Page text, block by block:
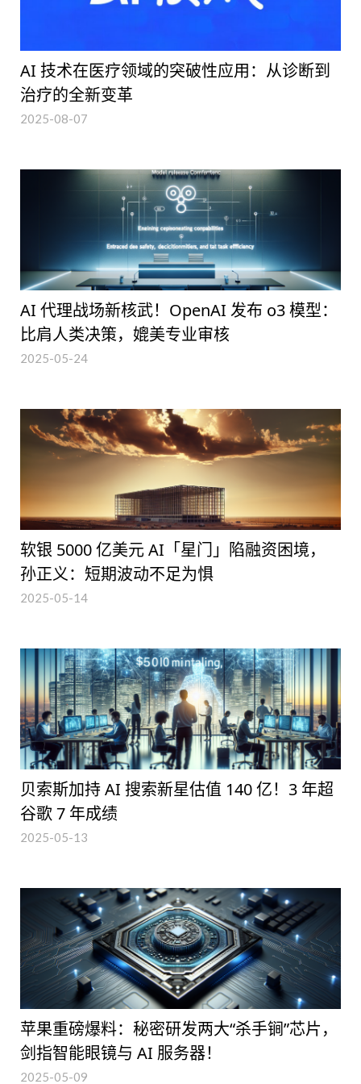
AI 技术在医疗领域的突破性应用：从诊断到
治疗的全新变革
2025-08-07
AI 代理战场新核武！OpenAI 发布 o3 模型：
比肩人类决策，媲美专业审核
2025-05-24
软银 5000 亿美元 AI「星门」陷融资困境，
孙正义：短期波动不足为惧
2025-05-14
贝索斯加持 AI 搜索新星估值 140 亿！3 年超
谷歌 7 年成绩
2025-05-13
苹果重磅爆料：秘密研发两大“杀手锏”芯片，
剑指智能眼镜与 AI 服务器！
2025-05-09